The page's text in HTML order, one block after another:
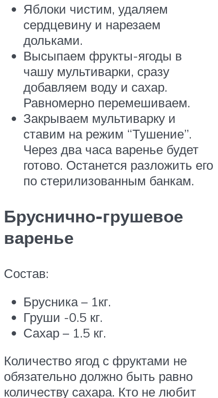
Яблоки чистим, удаляем
сердцевину и нарезаем
дольками.
Высыпаем фрукты-ягоды в
чашу мультиварки, сразу
добавляем воду и сахар.
Равномерно перемешиваем.
Закрываем мультиварку и
ставим на режим “Тушение”.
Через два часа варенье будет
готово. Останется разложить его
по стерилизованным банкам.
Бруснично-грушевое
варенье
Состав:
Брусника – 1кг.
Груши -0.5 кг.
Сахар – 1.5 кг.
Количество ягод с фруктами не
обязательно должно быть равно
количеству сахара. Кто не любит